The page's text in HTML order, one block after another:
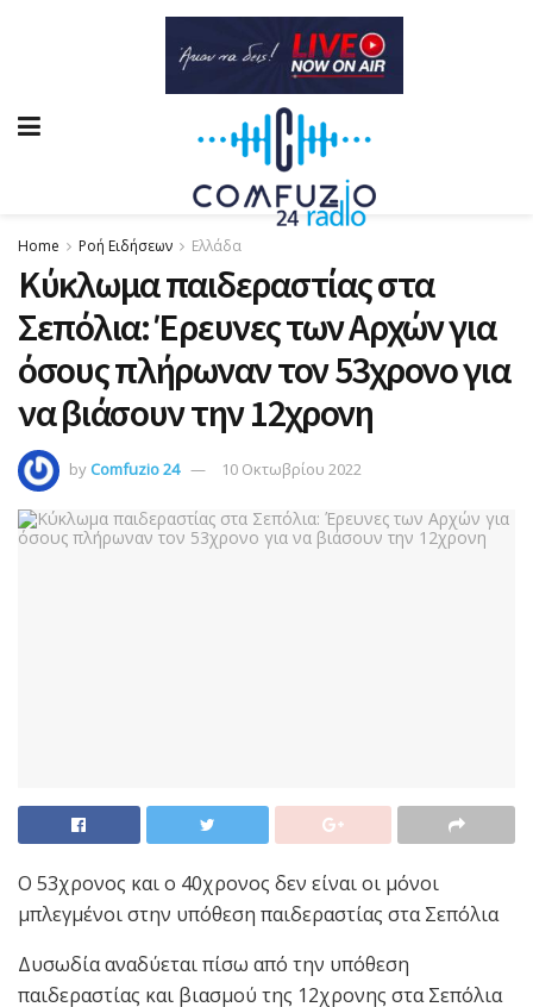
Home Ροή Ειδήσεων Ελλάδα
Κύκλωμα παιδεραστίας στα
Σεπόλια: Έρευνες των Αρχών για
όσους πλήρωναν τον 53χρονο για
να βιάσουν την 12χρονη
by Comfuzio 24 10 Οκτωβρίου 2022
Ο 53χρονος και ο 40χρονος δεν είναι οι μόνοι
μπλεγμένοι στην υπόθεση παιδεραστίας στα Σεπόλια
Δυσωδία αναδύεται πίσω από την υπόθεση
παιδεραστίας και βιασμού της 12χρονης στα Σεπόλια